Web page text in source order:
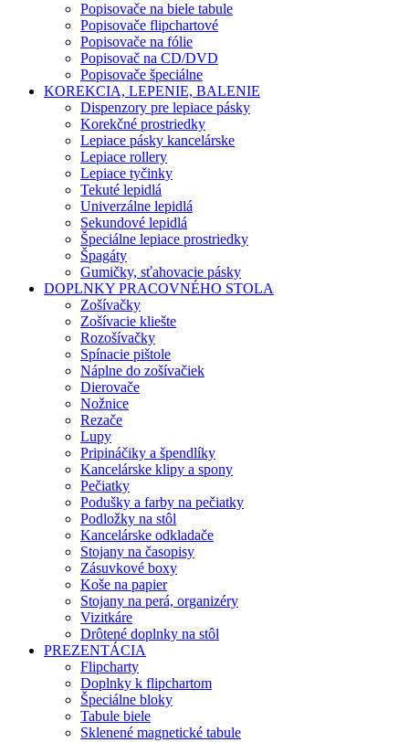
Popisovače na biele tabule
Popisovače flipchartové
Popisovače na fólie
Popisovač na CD/DVD
Popisovače špeciálne
KOREKCIA, LEPENIE, BALENIE
Dispenzory pre lepiace pásky
Korekčné prostriedky
Lepiace pásky kancelárske
Lepiace rollery
Lepiace tyčinky
Tekuté lepidlá
Univerzálne lepidlá
Sekundové lepidlá
Špeciálne lepiace prostriedky
Špagáty
Gumičky, sťahovacie pásky
DOPLNKY PRACOVNÉHO STOLA
Zošívačky
Zošívacie kliešte
Rozošívačky
Spínacie pištole
Náplne do zošívačiek
Dierovače
Nožnice
Rezače
Lupy
Pripináčiky a špendlíky
Kancelárske klipy a spony
Pečiatky
Podušky a farby na pečiatky
Podložky na stôl
Kancelárske odkladače
Stojany na časopisy
Zásuvkové boxy
Koše na papier
Stojany na perá, organizéry
Vizitkáre
Drôtené doplnky na stôl
PREZENTÁCIA
Flipcharty
Doplnky k flipchartom
Špeciálne bloky
Tabule biele
Sklenené magnetické tabule